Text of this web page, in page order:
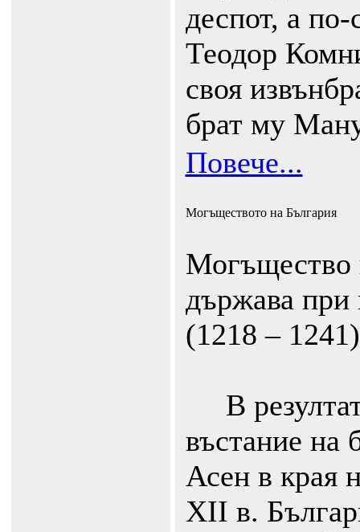
деспот, а
Теодор
своя
брат му
Повече...
Могъществото на България
Могъщество
държава при
(1218 – 1241)
В
въстание на
Асен в края
ХII в.